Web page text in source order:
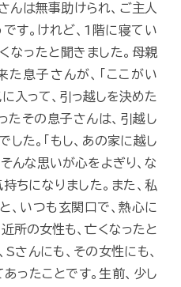
んは無事助けられ、ご主人
す。けれど、1階に寝てい
なったと聞きました。母親
息子さんが、「ここがい
入って、引っ越しを決めた
たその息子さんは、引越し
た。「もし、あの家に越し
んな思いが心をよぎり、な
ちになりました。また、私
、いつも玄関口で、熱心に
所の女性も、亡くなったと
さんにも、その女性にも、
ったことです。生前、少し